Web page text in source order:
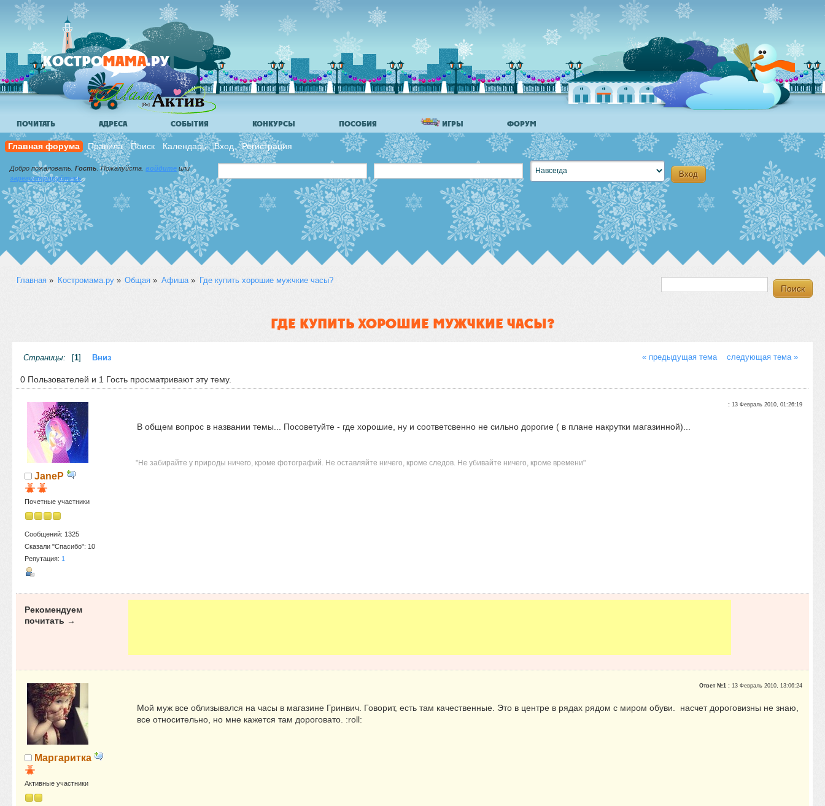
ПОЧИТАТЬ АДРЕСА СОБЫТИЯ КОНКУРСЫ ПОСОБИЯ ИГРЫ ФОРУМ
Главная форума Правила Поиск Календарь Вход Регистрация
Добро пожаловать,Гость. Пожалуйста, войдите или
зарегистрируйтесь.
Главная » Костромама.ру» Общая » Афиша» Где купить хорошие мужчкие часы?
ГДЕ КУПИТЬ ХОРОШИЕ МУЖЧКИЕ ЧАСЫ?
« предыдущая тема следующая тема »
Страницы: 1 Вниз
0 Пользователей и 1 Гость просматривают эту тему.
JaneP
Почетные участники
Сообщений: 1325
Сказали "Спасибо": 10
Репутация: 1
:13 Февраль 2010, 01:26:19
В общем вопрос в названии темы... Посоветуйте - где хорошие, ну и соответсвенно не сильно дорогие ( в плане накрутки магазинной)...
"Не забирайте у природы ничего, кроме фотографий. Не оставляйте ничего, кроме следов. Не убивайте ничего, кроме времени"
Рекомендуем
почитать →
Маргаритка
Активные участники
Ответ №1 :13 Февраль 2010, 13:06:24
Мой муж все облизывался на часы в магазине Гринвич. Говорит, есть там качественные. Это в центре в рядах рядом с миром обуви. насчет дороговизны не знаю,
все относительно, но мне кажется там дороговато. :roll: